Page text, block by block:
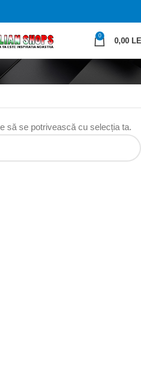
0
0,00
să se potrivească cu selecția ta.